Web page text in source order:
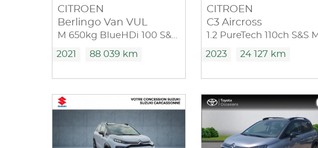
CITROEN
Berlingo Van VUL
M 650kg BlueHDi 100 S&S Club BVM5
2021 88 039 km
CITROEN
C3 Aircross
2023 24 127 km